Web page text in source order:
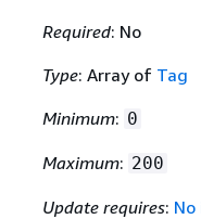
Required: No
Type: Array of Tag
Minimum: 0
Maximum: 200
Update requires: